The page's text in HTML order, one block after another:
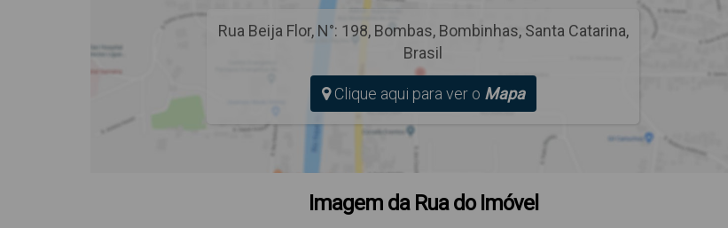
Rua Beija Flor, N°: 198, Bombas, Bombinhas, Santa Catarina,
Brasil
Clique aqui para ver o Mapa
Imagem da Rua do Imóvel